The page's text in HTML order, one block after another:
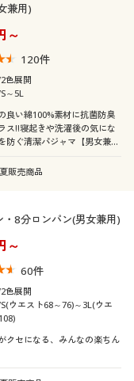
兼用)
～
120件
色展開
～5L
良い綿100%素材に抗菌防臭
ス!!寝起きや洗濯後の気にな
防ぐ清潔パジャマ【男女兼
販売商品
・8分ロンパン(男女兼用)
～
60件
色展開
ウエスト68～76)～3L(ウエ
クセになる、みんなの楽ちん